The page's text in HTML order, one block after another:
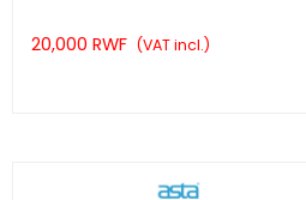
20,000 RWF (VAT incl.)